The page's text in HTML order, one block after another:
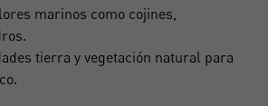
marinos como cojines,
tierra y vegetación natural para